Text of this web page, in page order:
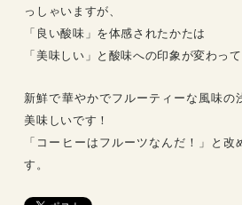
っしゃいますが、
「良い酸味」を体感されたかたは
「美味しい」と酸味への印象が変わっ
新鮮で華やかでフルーティーな風味の
美味しいです！
「コーヒーはフルーツなんだ！」と改
す。